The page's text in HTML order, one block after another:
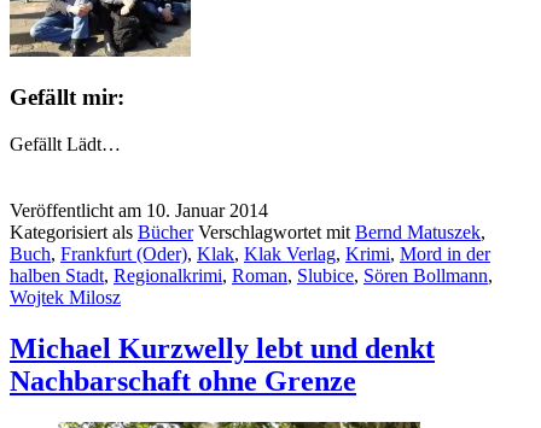
Gefällt mir:
Gefällt Lädt…
Veröffentlicht am 10. Januar 2014
Kategorisiert als Bücher Verschlagwortet mit Bernd Matuszek,
Buch, Frankfurt (Oder), Klak, Klak Verlag, Krimi, Mord in der
halben Stadt, Regionalkrimi, Roman, Slubice, Sören Bollmann,
Wojtek Milosz
Michael Kurzwelly lebt und denkt
Nachbarschaft ohne Grenze